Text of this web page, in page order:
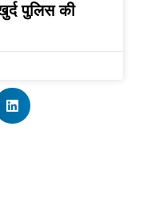
पुलिस की